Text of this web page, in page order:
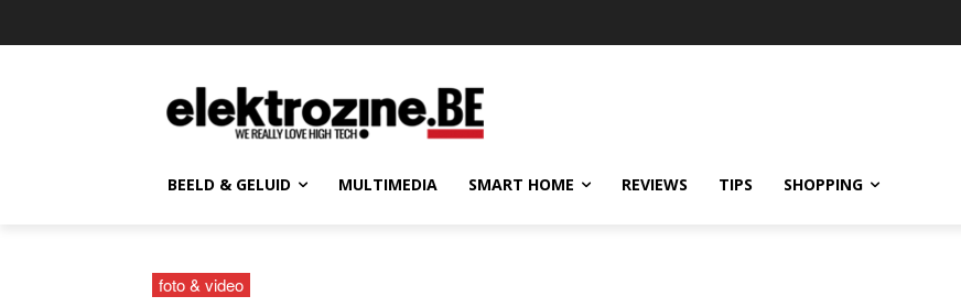
BEELD & GELUID MULTIMEDIA SMART HOME REVIEWS TIPS SHOPPING
foto & video